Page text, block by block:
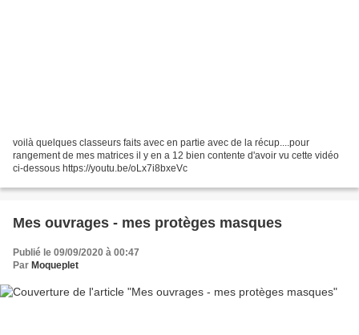
voilà quelques classeurs faits avec en partie avec de la récup....pour
rangement de mes matrices il y en a 12 bien contente d'avoir vu cette vidéo
ci-dessous https://youtu.be/oLx7i8bxeVc
Mes ouvrages - mes protèges masques
Publié le 09/09/2020 à 00:47
Par Moqueplet